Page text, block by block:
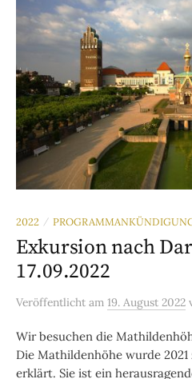
2022 /
Exkursion nach
17.09.2022
Veröffentlicht am 19. August 2022
Wir besuchen die
Die Mathil­denhöhe wurde
erklärt. Sie ist ein